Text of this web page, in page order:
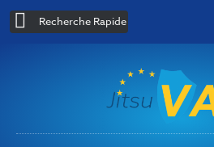
Recherche Rapide